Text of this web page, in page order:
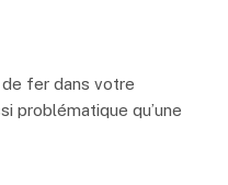
fer dans votre
problématique qu’une